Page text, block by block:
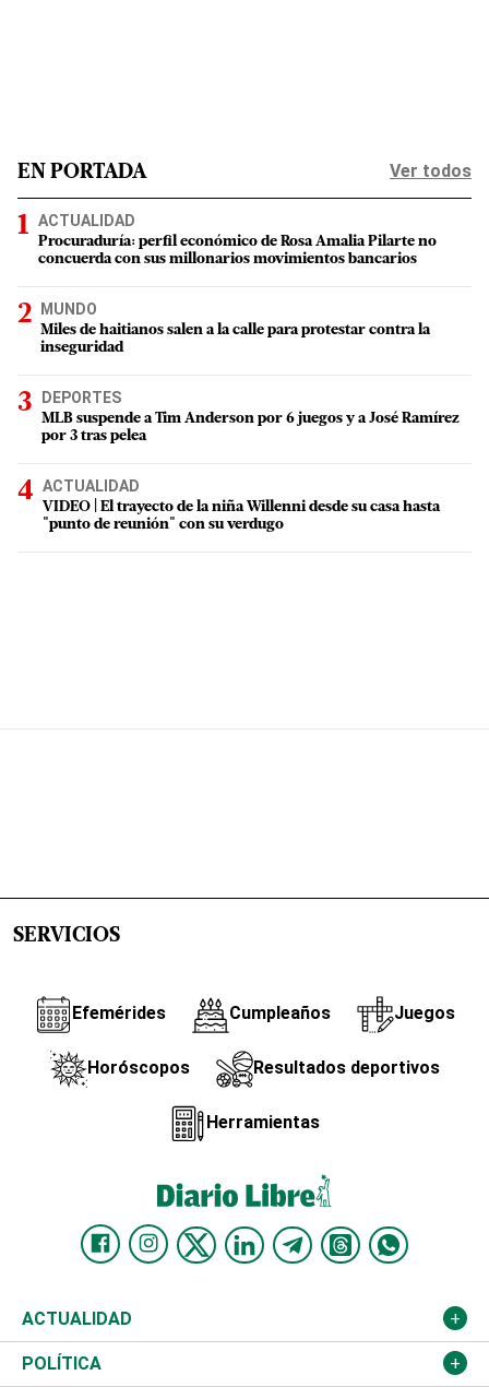
EN PORTADA Ver todos
ACTUALIDAD
Procuraduría: perfil económico de Rosa Amalia Pilarte no
concuerda con sus millonarios movimientos bancarios
MUNDO
Miles de haitianos salen a la calle para protestar contra la
inseguridad
DEPORTES
MLB suspende a Tim Anderson por 6 juegos y a José Ramírez
por 3 tras pelea
ACTUALIDAD
VIDEO | El trayecto de la niña Willenni desde su casa hasta
"punto de reunión" con su verdugo
SERVICIOS
Efemérides Cumpleaños Juegos
Horóscopos Resultados deportivos
Herramientas
ACTUALIDAD
Nacional
POLÍTICA